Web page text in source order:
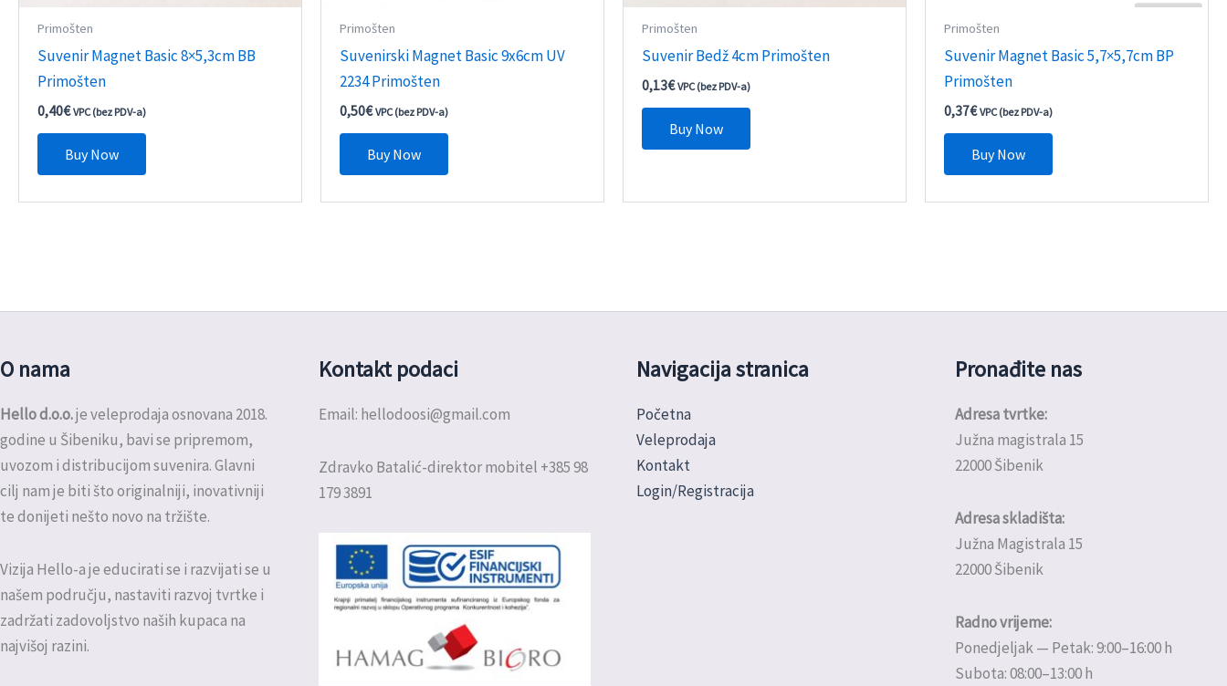
Primošten
Suvenir Magnet Basic 8×5,3cm BB
Primošten
0,40€ VPC (bez PDV-a)
Buy Now
Primošten
Suvenirski Magnet Basic 9x6cm UV
2234 Primošten
0,50€ VPC (bez PDV-a)
Buy Now
Primošten
Suvenir Bedž 4cm Primošten
0,13€ VPC (bez PDV-a)
Buy Now
Primošten
Suvenir Magnet Basic 5,7×5,7cm BP
Primošten
0,37€ VPC (bez PDV-a)
Buy Now
O nama
Hello d.o.o.je veleprodaja osnovana 2018.
godine u Šibeniku, bavi se pripremom,
uvozom i distribucijom suvenira. Glavni
cilj nam je biti što originalniji, inovativniji
te donijeti nešto novo na tržište.
Vizija Hello-a je educirati se i razvijati se u
našem području, nastaviti razvoj tvrtke i
zadržati zadovoljstvo naših kupaca na
najvišoj razini.
Kontakt podaci
Email: hellodoosi@gmail.com
Zdravko Batalić-direktor mobitel +385 98
179 3891
Navigacija stranica
Početna
Veleprodaja
Kontakt
Login/Registracija
Pronađite nas
Adresa tvrtke:
Južna magistrala 15
22000 Šibenik
Adresa skladišta:
Južna Magistrala 15
22000 Šibenik
Radno vrijeme:
Ponedjeljak — Petak: 9:00–16:00 h
Subota: 08:00–13:00 h